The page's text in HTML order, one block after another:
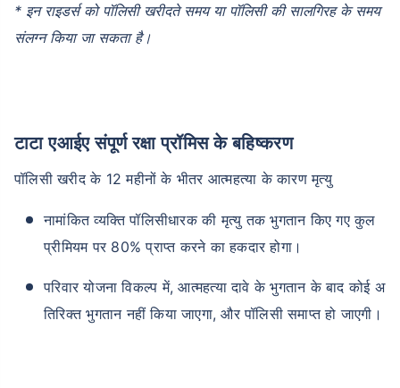
* इन राइडर्स को पॉलिसी खरीदते समय या पॉलिसी की सालगिरह के समय
संलग्न किया जा सकता है।
टाटा एआईए संपूर्ण रक्षा प्रॉमिस के बहिष्करण
पॉलिसी खरीद के 12 महीनों के भीतर आत्महत्या के कारण मृत्यु
नामांकित व्यक्ति पॉलिसीधारक की मृत्यु तक भुगतान किए गए कुल
प्रीमियम पर 80% प्राप्त करने का हकदार होगा।
परिवार योजना विकल्प में, आत्महत्या दावे के भुगतान के बाद कोई अ
तिरिक्त भुगतान नहीं किया जाएगा, और पॉलिसी समाप्त हो जाएगी।